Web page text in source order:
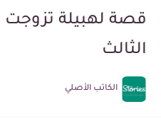
قصة لهبيلة تزوجت
الثالث
الكاتب الأصلي